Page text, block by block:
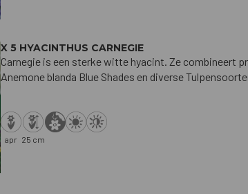
X 5 HYACINTHUS CARNEGIE
Carnegie is een sterke witte hyacint. Ze combineert
Anemone blanda Blue Shades en diverse
apr 25 cm